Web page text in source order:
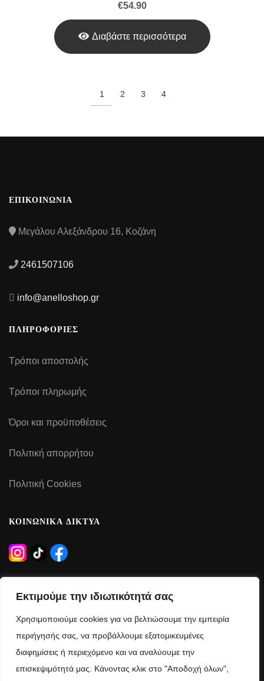
Εκτιμούμε την ιδιωτικότητά σας
Χρησιμοποιούμε cookies για να βελτιώσουμε την εμπειρία
περιήγησής σας, να προβάλλουμε εξατομικευμένες
διαφημίσεις ή περιεχόμενο και να αναλύουμε την
επισκεψιμότητά μας. Κάνοντας κλικ στο "Αποδοχή όλων",
€54.90
Διαβάστε περισσότερα
1 2 3 4
ΕΠΙΚΟΙΝΩΝΙΑ
Μεγάλου Αλεξάνδρου 16, Κοζάνη
2461507106
info@anelloshop.gr
ΠΛΗΡΟΦΟΡΙΕΣ
Τρόποι αποστολής
Τρόποι πληρωμής
Όροι και προϋποθέσεις
Πολιτική απορρήτου
Πολιτική Cookies
ΚΟΙΝΩΝΙΚΑ ΔΙΚΤΥΑ
Δευτέρα – Τρίτη – Πέμπτη – Παρασκευή:
09:00 – 21:00
Τετάρτη – Σάββατο:
09:00 – 15:00